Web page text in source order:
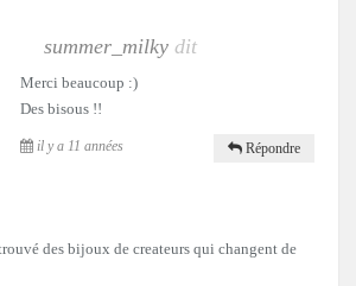
summer_milky dit
Merci beaucoup :)
Des bisous !!
il y a 11 années Répondre
des bijoux de createurs qui changent de